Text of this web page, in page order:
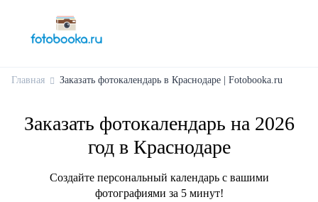
Главная Заказать фотокалендарь в Краснодаре | Fotobooka.ru
Заказать фотокалендарь на 2026
год в Краснодаре
Создайте персональный календарь с вашими
фотографиями за 5 минут!